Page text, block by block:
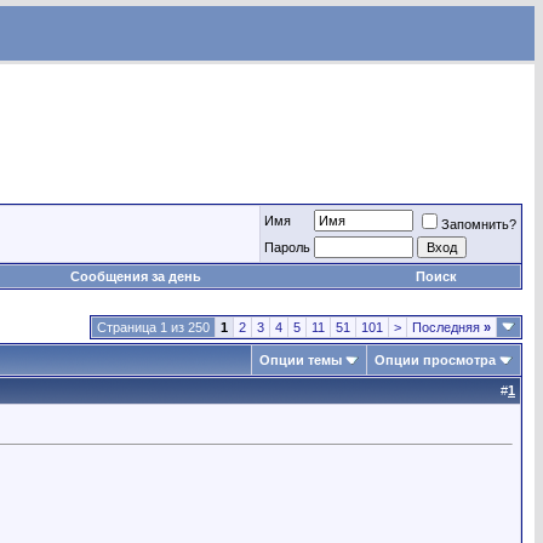
Имя
Запомнить?
Пароль
Сообщения за день
Поиск
Страница 1 из 250 1 2 3 4 5 11 51 101 > Последняя »
Опции темы Опции просмотра
#1